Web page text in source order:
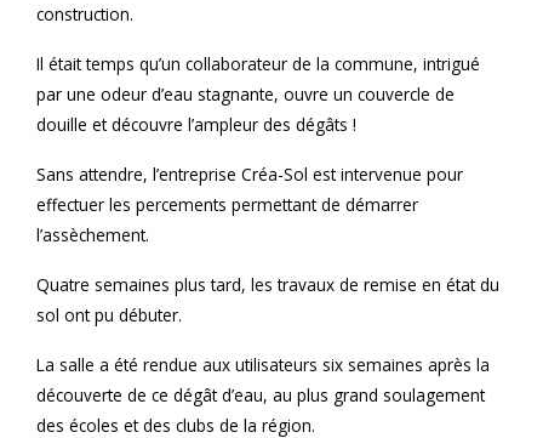
construction.
Il était temps qu’un collaborateur de la commune, intrigué
par une odeur d’eau stagnante, ouvre un couvercle de
douille et découvre l’ampleur des dégâts !
Sans attendre, l’entreprise Créa-Sol est intervenue pour
effectuer les percements permettant de démarrer
l’assèchement.
Quatre semaines plus tard, les travaux de remise en état du
sol ont pu débuter.
La salle a été rendue aux utilisateurs six semaines après la
découverte de ce dégât d’eau, au plus grand soulagement
des écoles et des clubs de la région.